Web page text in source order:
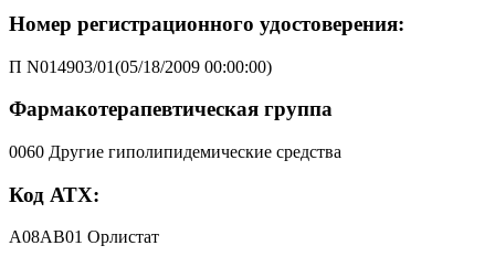
Номер регистрационного удостоверения:
П N014903/01(05/18/2009 00:00:00)
Фармакотерапевтическая группа
0060 Другие гиполипидемические средства
Код АТХ:
A08AB01 Орлистат